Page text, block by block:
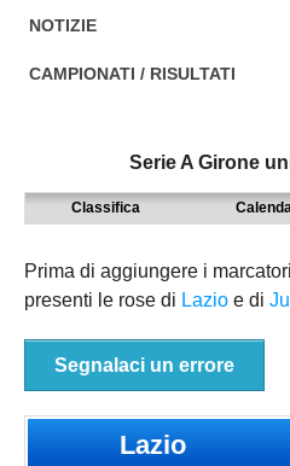
EDIZIONE:
BOLOGNA
PARMA
PIACENZA
NOTIZIE
NOTIZIE:
9° TORNEO EMILIAGOL
ECCELLENZA
PRIMA
SECONDA
CAMPIONATI / RISULTATI
REGIONALI
Serie A Girone
Classifica
Prima di aggiungere i
presenti le rose di Lazio e di
Segnalaci un errore
Lazio